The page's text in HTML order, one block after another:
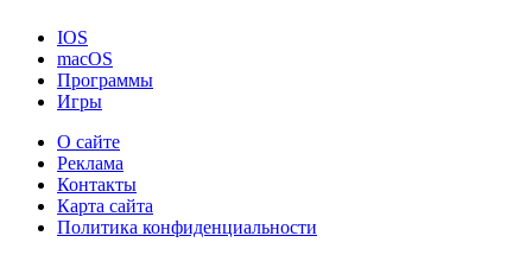
IOS
macOS
Программы
Игры
О сайте
Реклама
Контакты
Карта сайта
Политика конфиденциальности